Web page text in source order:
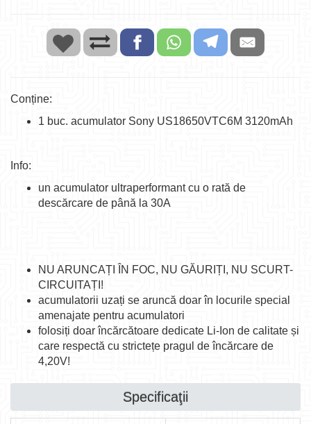
Conține:
1 buc. acumulator Sony US18650VTC6M 3120mAh
Info:
un acumulator ultraperformant cu o rată de
descărcare de până la 30A
NU ARUNCAȚI ÎN FOC, NU GĂURIȚI, NU SCURT-
CIRCUITAȚI!
acumulatorii uzați se aruncă doar în locurile special
amenajate pentru acumulatori
folosiți doar încărcătoare dedicate Li-Ion de calitate și
care respectă cu strictețe pragul de încărcare de
4,20V!
Specificaţii